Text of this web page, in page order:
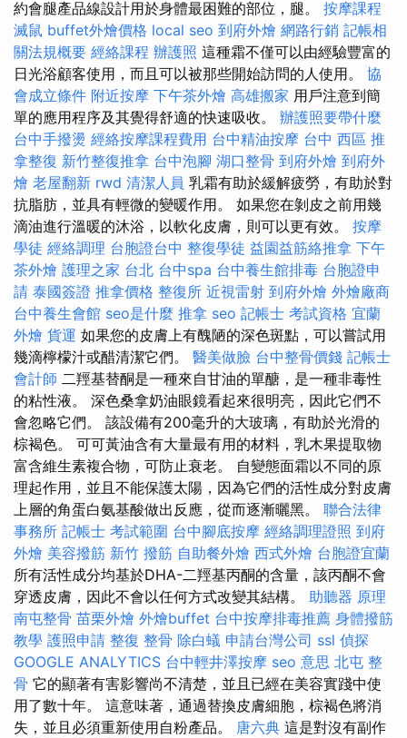
約會腿產品線設計用於身體最困難的部位，腿。 按摩課程
滅鼠 buffet外燴價格 local seo 到府外燴 網路行銷 記帳相
關法規概要 經絡課程 辦護照 這種霜不僅可以由經驗豐富的
日光浴顧客使用，而且可以被那些開始訪問的人使用。 協
會成立條件 附近按摩 下午茶外燴 高雄搬家 用戶注意到簡
單的應用程序及其覺得舒適的快速吸收。 辦護照要帶什麼
台中手撥燙 經絡按摩課程費用 台中精油按摩 台中 西區 推
拿整復 新竹整復推拿 台中泡腳 湖口整骨 到府外燴 到府外
燴 老屋翻新 rwd 清潔人員 乳霜有助於緩解疲勞，有助於對
抗脂肪，並具有輕微的變暖作用。 如果您在剝皮之前用幾
滴油進行溫暖的沐浴，以軟化皮膚，則可以更有效。 按摩
學徒 經絡調理 台胞證台中 整復學徒 益園益筋絡推拿 下午
茶外燴 護理之家 台北 台中spa 台中養生館排毒 台胞證申
請 泰國簽證 推拿價格 整復所 近視雷射 到府外燴 外燴廠商
台中養生會館 seo是什麼 推拿 seo 記帳士 考試資格 宜蘭
外燴 貨運 如果您的皮膚上有醜陋的深色斑點，可以嘗試用
幾滴檸檬汁或醋清潔它們。 醫美做臉 台中整骨價錢 記帳士
會計師 二羥基替酮是一種來自甘油的單醣，是一種非毒性
的粘性液。 深色桑拿奶油眼鏡看起來很明亮，因此它們不
會忽略它們。 該設備有200毫升的大玻璃，有助於光滑的
棕褐色。 可可黃油含有大量最有用的材料，乳木果提取物
富含維生素複合物，可防止衰老。 自變態面霜以不同的原
理起作用，並且不能保護太陽，因為它們的活性成分對皮膚
上層的角蛋白氨基酸做出反應，從而逐漸曬黑。 聯合法律
事務所 記帳士 考試範圍 台中腳底按摩 經絡調理證照 到府
外燴 美容撥筋 新竹 撥筋 自助餐外燴 西式外燴 台胞證宜蘭
所有活性成分均基於DHA-二羥基丙酮的含量，該丙酮不會
穿透皮膚，因此不會以任何方式改變其結構。 助聽器 原理
南屯整骨 苗栗外燴 外燴buffet 台中按摩排毒推薦 身體撥筋
教學 護照申請 整復 整骨 除白蟻 申請台灣公司 ssl 偵探
GOOGLE ANALYTICS 台中輕井澤按摩 seo 意思 北屯 整
骨 它的顯著有害影響尚不清楚，並且已經在美容實踐中使
用了數十年。 這意味著，通過替換皮膚細胞，棕褐色將消
失，並且必須重新使用自粉產品。 唐六典 這是對沒有副作